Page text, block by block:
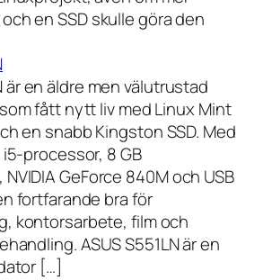
en SSD skulle göra den
är en äldre men välutrustad
fått nytt liv med Linux Mint
en snabb Kingston SSD. Med
processor, 8 GB
GeForce 840M och USB
fortfarande bra för
kontorsarbete, film och
ASUS S551LN är en
[…]